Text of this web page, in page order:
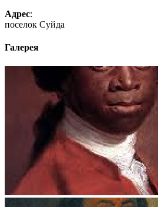
Адрес:
поселок Суйда
Галерея